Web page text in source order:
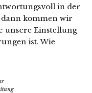
in der
dann kommen wir
unsere Einstellung
ist. Wie